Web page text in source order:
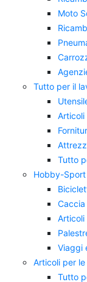
Moto
Tutto per il
Tutto
Hobby-
Caccia
Articoli
Viaggi
Articoli per
Tutto